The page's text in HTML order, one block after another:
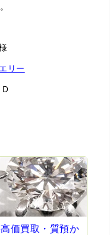
リー
D
価買取・質預か